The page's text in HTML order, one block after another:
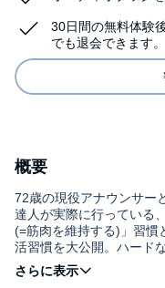
30日間の無料体験
でも退会できます。
概要
72歳の現役アナウンサー
達人が実際に行っている
(=筋肉を維持する)」習慣
活習慣を大公開。ハード
生を楽しみながら、心も
った一冊!©Minoru